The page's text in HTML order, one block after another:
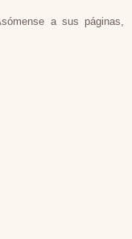
a sus páginas,